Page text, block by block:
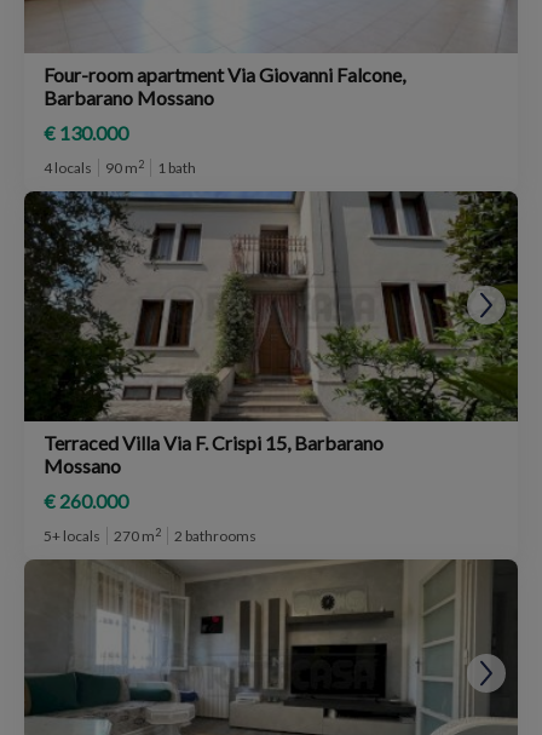
Four-room apartment Via Giovanni Falcone,
Barbarano Mossano
€ 130.000
4 locals 90 m2 1 bath
Terraced Villa Via F. Crispi 15, Barbarano
Mossano
€ 260.000
5+ locals 270 m2 2 bathrooms